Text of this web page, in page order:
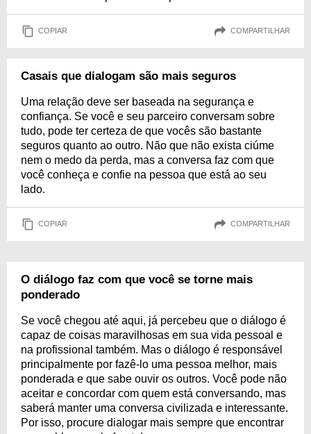
COPIAR COMPARTILHAR
Casais que dialogam são mais seguros
Uma relação deve ser baseada na segurança e
confiança. Se você e seu parceiro conversam sobre
tudo, pode ter certeza de que vocês são bastante
seguros quanto ao outro. Não que não exista ciúme
nem o medo da perda, mas a conversa faz com que
você conheça e confie na pessoa que está ao seu
lado.
COPIAR COMPARTILHAR
O diálogo faz com que você se torne mais
ponderado
Se você chegou até aqui, já percebeu que o diálogo é
capaz de coisas maravilhosas em sua vida pessoal e
na profissional também. Mas o diálogo é responsável
principalmente por fazê-lo uma pessoa melhor, mais
ponderada e que sabe ouvir os outros. Você pode não
aceitar e concordar com quem está conversando, mas
saberá manter uma conversa civilizada e interessante.
Por isso, procure dialogar mais sempre que encontrar